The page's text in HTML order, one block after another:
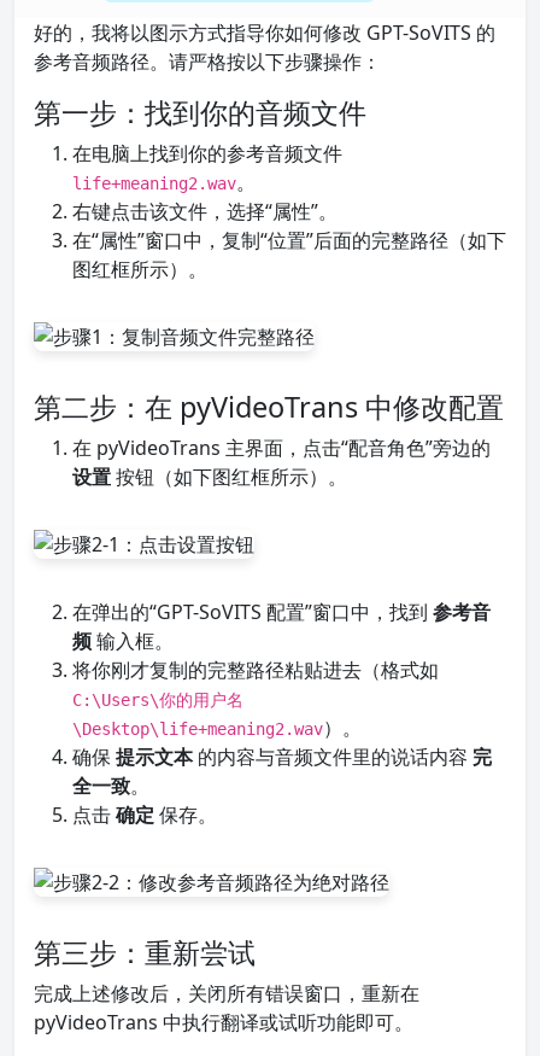
好的，我将以图示方式指导你如何修改 GPT-SoVITS 的
参考音频路径。请严格按以下步骤操作：
第一步：找到你的音频文件
在电脑上找到你的参考音频文件
life+meaning2.wav。
右键点击该文件，选择“属性”。
在“属性”窗口中，复制“位置”后面的完整路径（如下
图红框所示）。
第二步：在 pyVideoTrans 中修改配置
在 pyVideoTrans 主界面，点击“配音角色”旁边的
设置按钮（如下图红框所示）。
在弹出的“GPT-SoVITS 配置”窗口中，找到 参考音
频输入框。
将你刚才复制的完整路径粘贴进去（格式如
C:\Users\你的用户名
\Desktop\life+meaning2.wav）。
确保提示文本的内容与音频文件里的说话内容 完
全一致。
点击确定 保存。
第三步：重新尝试
完成上述修改后，关闭所有错误窗口，重新在
pyVideoTrans 中执行翻译或试听功能即可。